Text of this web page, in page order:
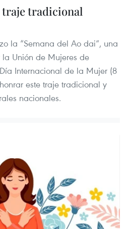
tradicional
la “Semana del Ao dai”, una
Unión de Mujeres de
Internacional de la Mujer (8
este traje tradicional y
nacionales.